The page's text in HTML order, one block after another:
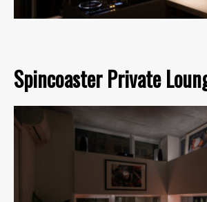
Spincoaster Private